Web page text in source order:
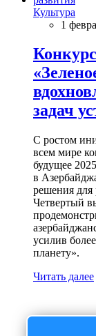
Культура
1
задач
С ростом
всем мире
будущее
в
решения для
Четвертый
усилив
планету».
Читать далее